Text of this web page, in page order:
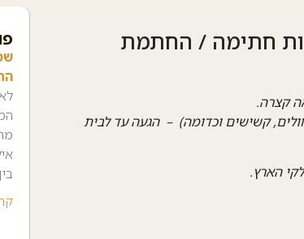
חתימה / החתמת
קצרה.
קשישים וכדומה) – הגעה עד לבית
הארץ.